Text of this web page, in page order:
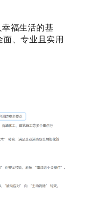
福生活的基
、专业且实用